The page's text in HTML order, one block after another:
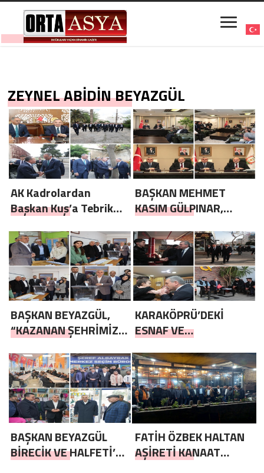
ZEYNEL ABİDİN BEYAZGÜL
AK Kadrolardan
Başkan Kuş’a Tebrik
BAŞKAN MEHMET
KASIM GÜLPINAR,
BAŞKAN BEYAZGÜL,
“KAZANAN ŞEHRİMİZ
KARAKÖPRÜ’DEKİ
ESNAF VE
BAŞKAN BEYAZGÜL VE
AK KADROLARA TAM
DESTEK Görüntülü
BAŞKAN BEYAZGÜL
BİRECİK VE HALFETİ’YE
FATİH ÖZBEK HALTAN
AŞİRETİ KANAAT